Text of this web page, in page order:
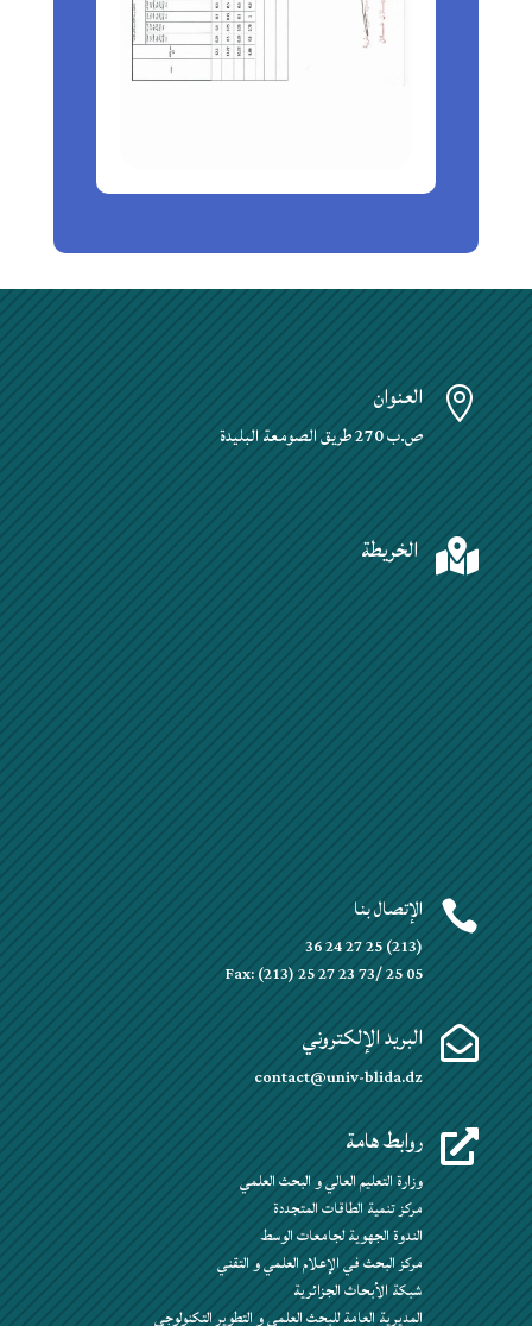
 العنوان
ص.ب 270 طريق الصومعة البليدة
 الخريطة
 الإتصال بنا
(213) 25 27 24 36
Fax: (213) 25 27 23 73/ 25 05
 البريد الإلكتروني
contact@univ-blida.dz
 روابط هامة
وزارة التعليم العالي و البحث العلمي
مركز تنمية الطاقات المتجددة
الندوة الجهوية لجامعات الوسط
مركز البحث في الإعلام العلمي و التقني
شبكة الأبحاث الجزائرية
المديرية العامة للبحث العلمي و التطوير التكنولوجي